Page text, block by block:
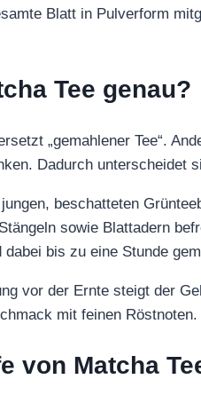
Blatt in Pulverform
Tee genau?
„gemahlener Tee“.
Dadurch unterscheidet
beschatteten
sowie Blattadern
bis zu eine Stunde
vor der Ernte steigt der
mit feinen Röstnoten.
von Matcha